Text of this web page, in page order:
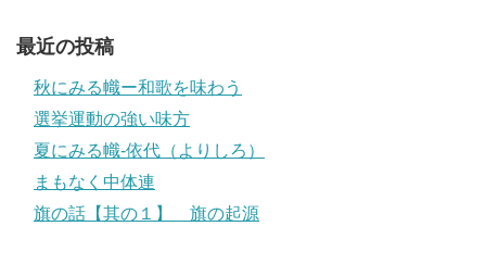
最近の投稿
秋にみる幟ー和歌を味わう
選挙運動の強い味方
夏にみる幟-依代（よりしろ）
まもなく中体連
旗の話【其の１】 旗の起源